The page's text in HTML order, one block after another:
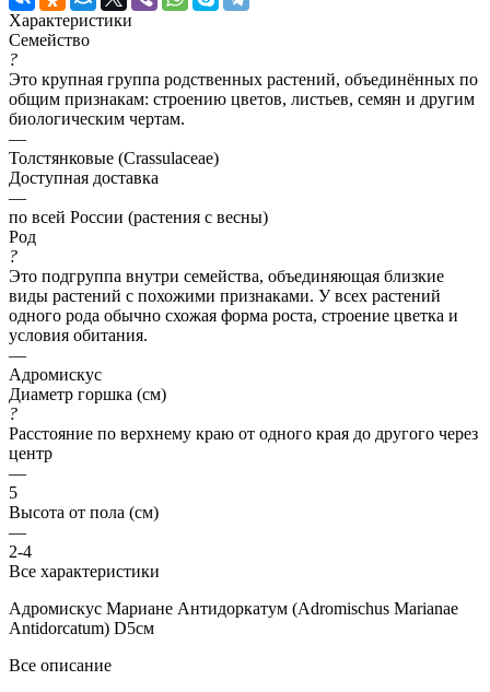
Характеристики
Семейство
?
Это крупная группа родственных растений, объединённых по
общим признакам: строению цветов, листьев, семян и другим
биологическим чертам.
—
Толстянковые (Crassulaceae)
Доступная доставка
—
по всей России (растения с весны)
Род
?
Это подгруппа внутри семейства, объединяющая близкие
виды растений с похожими признаками. У всех растений
одного рода обычно схожая форма роста, строение цветка и
условия обитания.
—
Адромискус
Диаметр горшка (см)
?
Расстояние по верхнему краю от одного края до другого через
центр
—
5
Высота от пола (см)
—
2-4
Все характеристики
Адромискус Мариане Антидоркатум (Adromischus Marianae
Antidorcatum) D5см
Все описание